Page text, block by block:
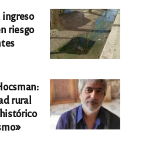
ingreso
riesgo
rural